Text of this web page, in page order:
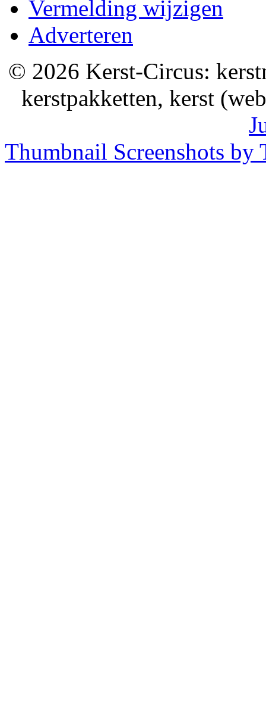
Vermelding wijzigen
Adverteren
© 2026 Kerst-Circus:
kerstpakketten, kerst
Thumbnail Screenshots by